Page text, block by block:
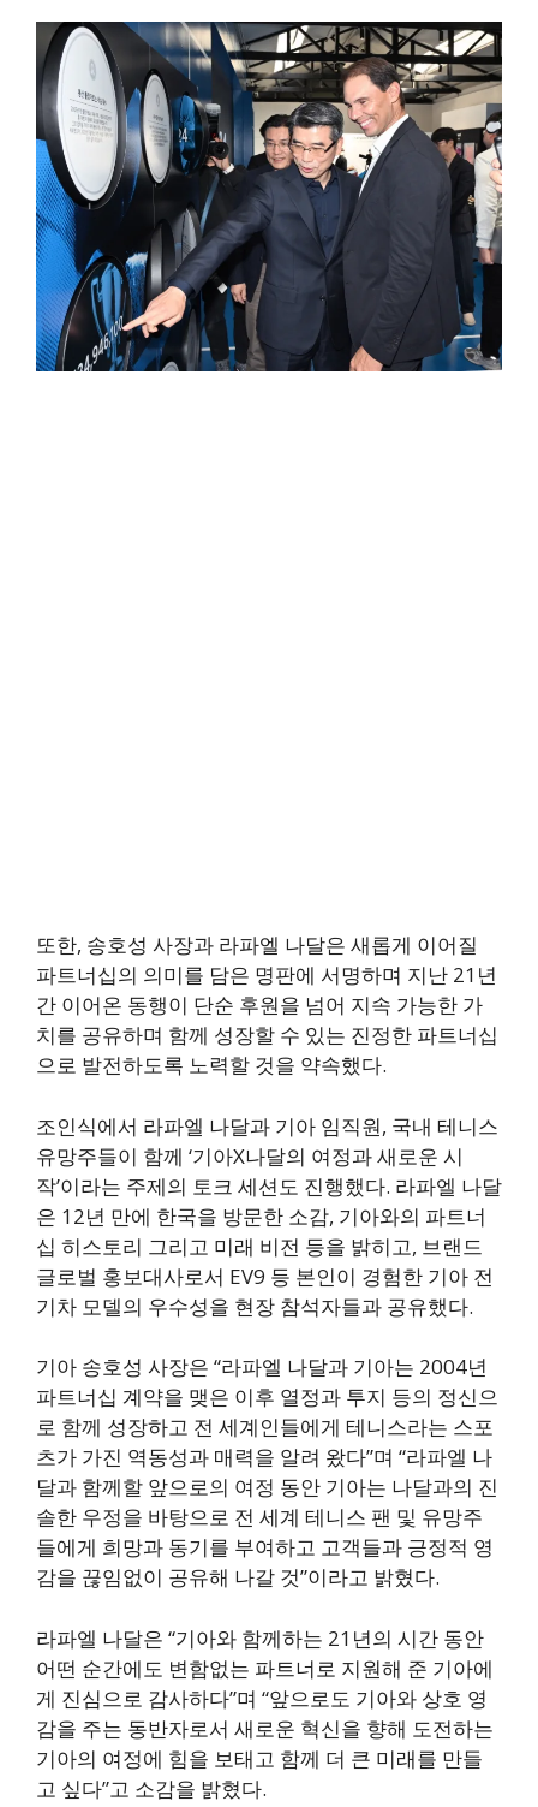
또한, 송호성 사장과 라파엘 나달은 새롭게 이어질
파트너십의 의미를 담은 명판에 서명하며 지난 21년
간 이어온 동행이 단순 후원을 넘어 지속 가능한 가
치를 공유하며 함께 성장할 수 있는 진정한 파트너십
으로 발전하도록 노력할 것을 약속했다.
조인식에서 라파엘 나달과 기아 임직원, 국내 테니스
유망주들이 함께 ‘기아X나달의 여정과 새로운 시
작’이라는 주제의 토크 세션도 진행했다. 라파엘 나달
은 12년 만에 한국을 방문한 소감, 기아와의 파트너
십 히스토리 그리고 미래 비전 등을 밝히고, 브랜드
글로벌 홍보대사로서 EV9 등 본인이 경험한 기아 전
기차 모델의 우수성을 현장 참석자들과 공유했다.
기아 송호성 사장은 “라파엘 나달과 기아는 2004년
파트너십 계약을 맺은 이후 열정과 투지 등의 정신으
로 함께 성장하고 전 세계인들에게 테니스라는 스포
츠가 가진 역동성과 매력을 알려 왔다”며 “라파엘 나
달과 함께할 앞으로의 여정 동안 기아는 나달과의 진
솔한 우정을 바탕으로 전 세계 테니스 팬 및 유망주
들에게 희망과 동기를 부여하고 고객들과 긍정적 영
감을 끊임없이 공유해 나갈 것”이라고 밝혔다.
라파엘 나달은 “기아와 함께하는 21년의 시간 동안
어떤 순간에도 변함없는 파트너로 지원해 준 기아에
게 진심으로 감사하다”며 “앞으로도 기아와 상호 영
감을 주는 동반자로서 새로운 혁신을 향해 도전하는
기아의 여정에 힘을 보태고 함께 더 큰 미래를 만들
고 싶다”고 소감을 밝혔다.